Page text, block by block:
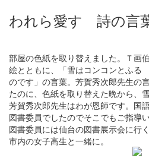
われら愛す 詩の言
部屋の色紙を取り替えました。Ｔ画
絵とともに、「雪はコンコンとふる
のです」の言葉。芳賀秀次郎先生の
たのに、色紙を取り替えた晩から、
芳賀秀次郎先生はわが恩師です。国
図書委員でしたのでそこでもご指導
図書委員には仙台の図書展示会に行
市内の女子高生と一緒に。